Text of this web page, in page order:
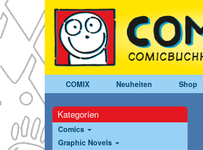
COMIX Neuheiten Shop
Kategorien
Comics
Graphic Novels